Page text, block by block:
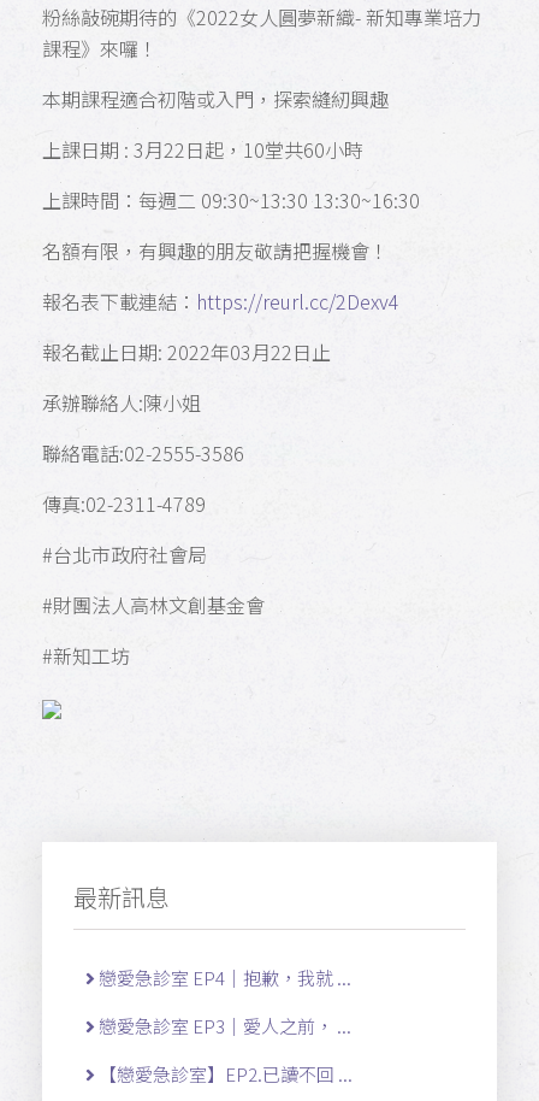
粉絲敲碗期待的《2022女人圓夢新織- 新知專業培力
課程》來囉！
本期課程適合初階或入門，探索縫紉興趣
上課日期 : 3月22日起，10堂共60小時
上課時間：每週二 09:30~13:30 13:30~16:30
名額有限，有興趣的朋友敬請把握機會！
報名表下載連結： https://reurl.cc/2Dexv4
報名截止日期: 2022年03月22日止
承辦聯絡人:陳小姐
聯絡電話:02-2555-3586
傳真:02-2311-4789
#台北市政府社會局
#財團法人高林文創基金會
#新知工坊
最新訊息
戀愛急診室 EP4｜抱歉，我就 ...
戀愛急診室 EP3｜愛人之前， ...
【戀愛急診室】EP2.已讀不回 ...